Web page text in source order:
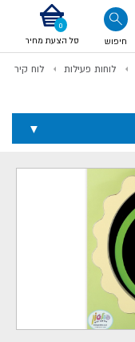
חיפוש סל הצעת מחיר
לוחות פעילות
לוח קיר